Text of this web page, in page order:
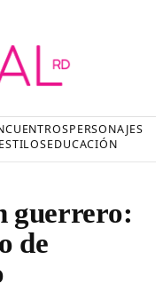
PERSONAJES
ESTILOSEDUCACIÓN
guerrero:
de